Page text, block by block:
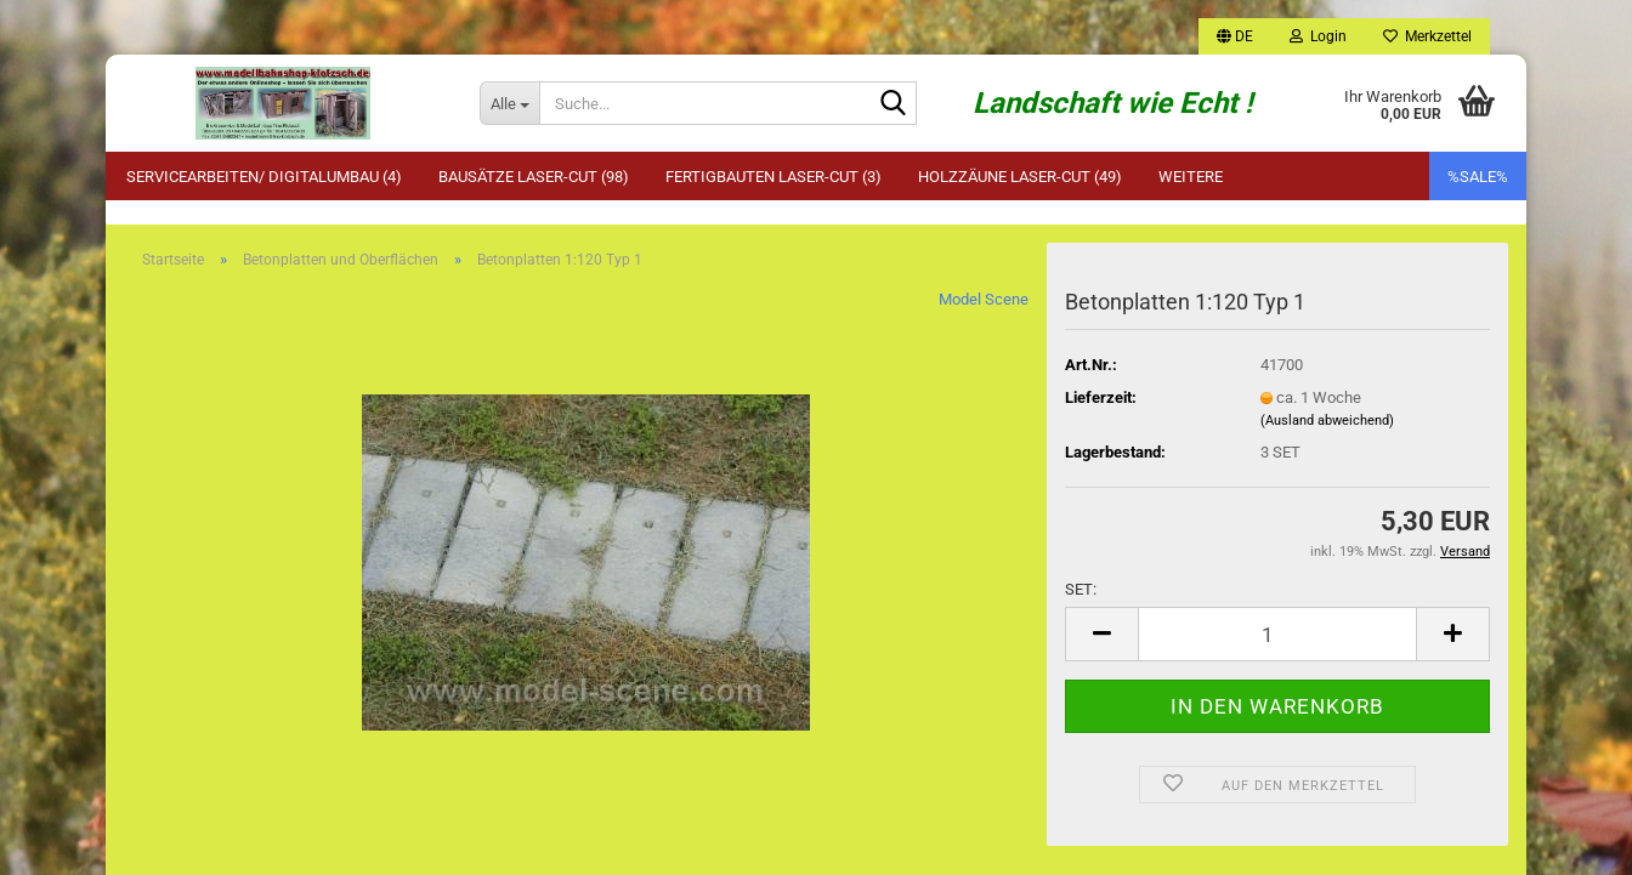
DE Login Merkzettel
Alle Landschaft wie Echt ! Ihr Warenkorb
0,00 EUR
SERVICEARBEITEN/ DIGITALUMBAU (4) BAUSÄTZE LASER-CUT (98) FERTIGBAUTEN LASER-CUT (3) HOLZZÄUNE LASER-CUT (49) %SALE%
WEITERE
Startseite » Betonplatten und Oberflächen » Betonplatten 1:120 Typ 1
Model Scene Betonplatten 1:120 Typ 1
Art.Nr.:
41700
Lieferzeit:
ca. 1 Woche
(Ausland abweichend)
Lagerbestand: 3 SET
5,30 EUR
inkl. 19% MwSt. zzgl. Versand
SET:
AUF DEN MERKZETTEL